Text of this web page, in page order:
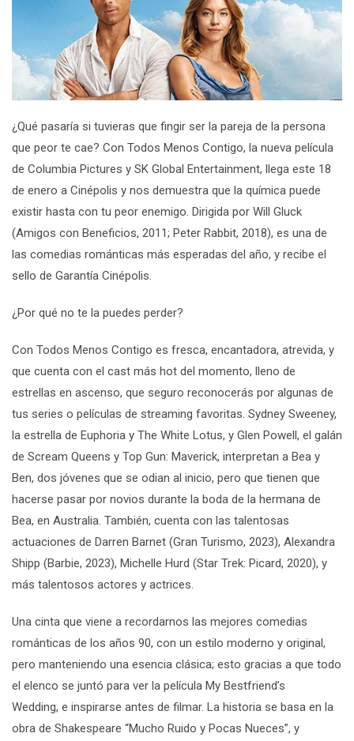
¿Qué pasaría si tuvieras que fingir ser la pareja de la persona
que peor te cae? Con Todos Menos Contigo, la nueva película
de Columbia Pictures y SK Global Entertainment, llega este 18
de enero a Cinépolis y nos demuestra que la química puede
existir hasta con tu peor enemigo. Dirigida por Will Gluck
(Amigos con Beneficios, 2011; Peter Rabbit, 2018), es una de
las comedias románticas más esperadas del año, y recibe el
sello de Garantía Cinépolis.
¿Por qué no te la puedes perder?
Con Todos Menos Contigo es fresca, encantadora, atrevida, y
que cuenta con el cast más hot del momento, lleno de
estrellas en ascenso, que seguro reconocerás por algunas de
tus series o películas de streaming favoritas. Sydney Sweeney,
la estrella de Euphoria y The White Lotus, y Glen Powell, el galán
de Scream Queens y Top Gun: Maverick, interpretan a Bea y
Ben, dos jóvenes que se odian al inicio, pero que tienen que
hacerse pasar por novios durante la boda de la hermana de
Bea, en Australia. También, cuenta con las talentosas
actuaciones de Darren Barnet (Gran Turismo, 2023), Alexandra
Shipp (Barbie, 2023), Michelle Hurd (Star Trek: Picard, 2020), y
más talentosos actores y actrices.
Una cinta que viene a recordarnos las mejores comedias
románticas de los años 90, con un estilo moderno y original,
pero manteniendo una esencia clásica; esto gracias a que todo
el elenco se juntó para ver la película My Bestfriend’s
Wedding, e inspirarse antes de filmar. La historia se basa en la
obra de Shakespeare “Mucho Ruido y Pocas Nueces”, y